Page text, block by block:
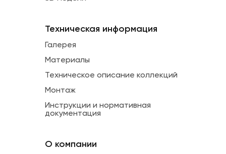
Техническая информация
Галерея
Материалы
Техническое описание коллекций
Монтаж
Инструкции и нормативная
документация
О компании